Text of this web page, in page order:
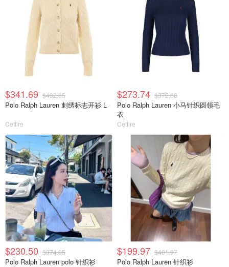
$341.69 $492.85
Polo Ralph Lauren 刺绣标志开衫 L
Cettire
$273.74 $372.88
Polo Ralph Lauren 小马针织圆领毛
衣
Cettire
$230.50 $374.05
Polo Ralph Lauren polo 针织衫
$199.97 $401.97
Polo Ralph Lauren 针织衫